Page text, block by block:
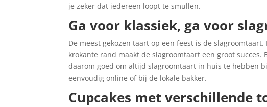
je zeker dat iedereen loopt te smullen.
Ga voor klassiek, ga voor
De meest gekozen taart op een feest is de
krokante rand maakt de slagroomtaart een groot
daarom goed om altijd slagroomtaart in huis te hebben
eenvoudig online of bij de lokale bakker.
Cupcakes met verschillende